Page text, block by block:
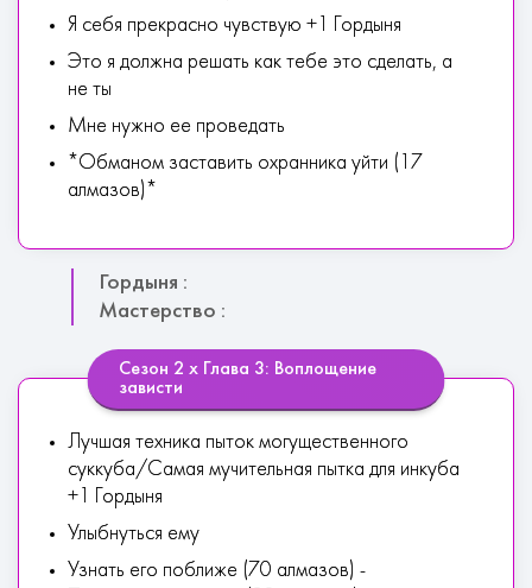
Я себя прекрасно чувствую +1 Гордыня
Это я должна решать как тебе это сделать, а
не ты
Мне нужно ее проведать
*Обманом заставить охранника уйти (17
алмазов)*
Гордыня :
Мастерство :
Сезон 2 х Глава 3: Воплощение
зависти
Лучшая техника пыток могущественного
суккуба/Самая мучительная пытка для инкуба
+1 Гордыня
Улыбнуться ему
Узнать его поближе (70 алмазов) -